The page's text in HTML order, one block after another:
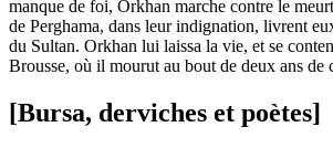
manque de foi, Orkhan marche contre le
de Perghama, dans leur indignation, livrent
du Sultan. Orkhan lui laissa la vie, et se
Brousse, où il mourut au bout de deux ans de
[Bursa, derviches et poètes]